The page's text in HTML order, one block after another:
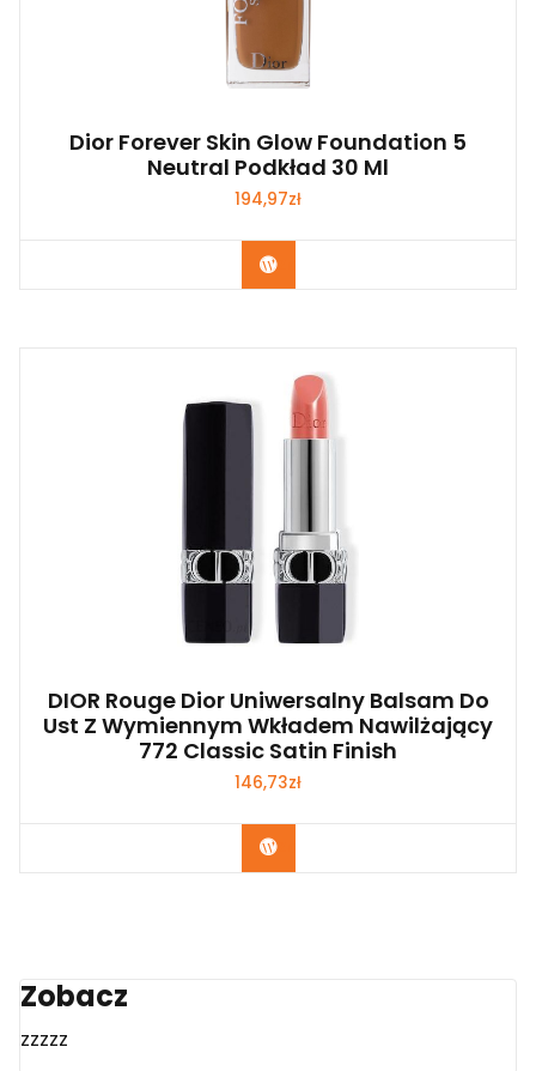
Dior Forever Skin Glow Foundation 5
Neutral Podkład 30 Ml
194,97zł
Zobacz
DIOR Rouge Dior Uniwersalny Balsam Do
Ust Z Wymiennym Wkładem Nawilżający
772 Classic Satin Finish
146,73zł
Zobacz
Zobacz
zzzzz